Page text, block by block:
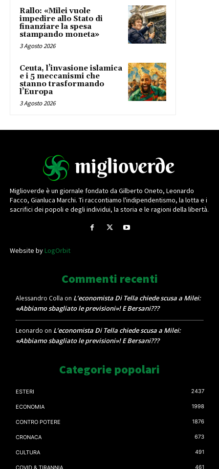
Rallo: «Milei vuole
impedire allo Stato di
finanziare la spesa
stampando moneta»
3 Agosto 2026
Ceuta, l’invasione islamica
e i 5 meccanismi che
stanno trasformando
l’Europa
3 Agosto 2026
Miglioverde è un giornale fondato da Gilberto Oneto, Leonardo
Facco, Gianluca Marchi. Ti raccontiamo l'indipendentismo, la lotta e i
sacrifici dei popoli e degli individui, la storia e le ragioni della libertà.
Website byLogOrbit
Commenti recenti
Alessandro Colla on L’economista Di Tella chiede scusa a Milei:
«Abbiamo sbagliato le previsioni»! E Bersani???
Leonardo on L’economista Di Tella chiede scusa a Milei:
«Abbiamo sbagliato le previsioni»! E Bersani???
Categorie popolari
ESTERI 2437
ECONOMIA 1998
CONTRO POTERE 1876
CRONACA 673
CULTURA 491
COVID & TIRANNIA 461